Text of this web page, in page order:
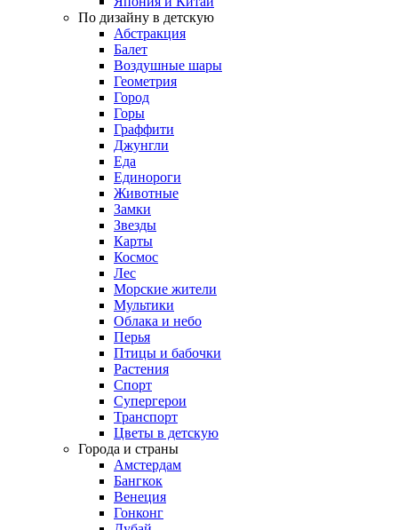
По дизайну в детскую
Абстракция
Балет
Воздушные шары
Геометрия
Город
Горы
Граффити
Джунгли
Еда
Единороги
Животные
Замки
Звезды
Карты
Космос
Лес
Морские жители
Мультики
Облака и небо
Перья
Птицы и бабочки
Растения
Спорт
Супергерои
Транспорт
Цветы в детскую
Города и страны
Амстердам
Бангкок
Венеция
Гонконг